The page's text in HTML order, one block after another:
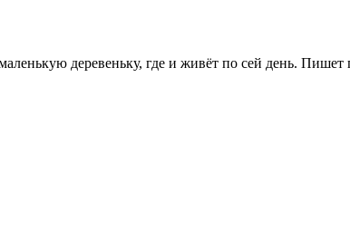
деревеньку, где и живёт по сей день. Пишет